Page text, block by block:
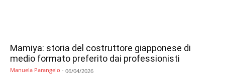
Mamiya: storia del costruttore giapponese di
medio formato preferito dai professionisti
Manuela Parangelo - 06/04/2026